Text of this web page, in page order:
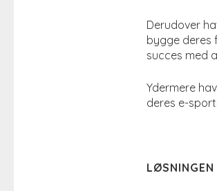
Derudover
bygge deres
succes med
Ydermere
deres e-
LØSNINGEN